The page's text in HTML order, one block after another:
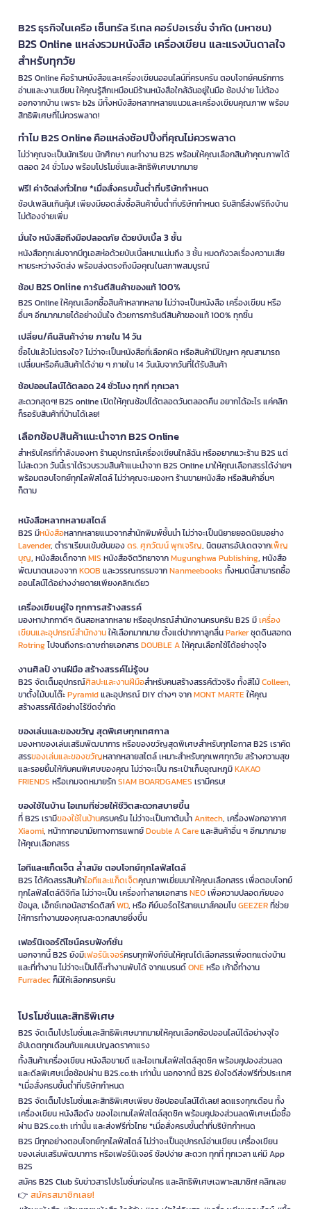
B2S ธุรกิจในเครือ เซ็นทรัล รีเทล คอร์ปอเรชั่น จำกัด (มหาชน)
B2S Online แหล่งรวมหนังสือ เครื่องเขียน และแรงบันดาลใจ
สำหรับทุกวัย
B2S Online คือร้านหนังสือและเครื่องเขียนออนไลน์ที่ครบครัน ตอบโจทย์คนรักการ
อ่านและงานเขียน ให้คุณรู้สึกเหมือนมีร้านหนังสือใกล้ฉันอยู่ในมือ ช้อปง่าย ไม่ต้อง
ออกจากบ้าน เพราะ b2s มีทั้งหนังสือหลากหลายแนวและเครื่องเขียนคุณภาพ พร้อม
สิทธิพิเศษที่ไม่ควรพลาด!
ทำไม B2S Online คือแหล่งช้อปปิ้งที่คุณไม่ควรพลาด
ไม่ว่าคุณจะเป็นนักเรียน นักศึกษา คนทำงาน B2S พร้อมให้คุณเลือกสินค้าคุณภาพได้
ตลอด 24 ชั่วโมง พร้อมโปรโมชั่นและสิทธิพิเศษมากมาย
ฟรี! ค่าจัดส่งทั่วไทย *เมื่อสั่งครบขั้นต่ำที่บริษัทกำหนด
ช้อปเพลินเกินคุ้ม! เพียงมียอดสั่งซื้อสินค้าขั้นต่ำที่บริษัทกำหนด รับสิทธิ์ส่งฟรีถึงบ้าน
ไม่ต้องจ่ายเพิ่ม
มั่นใจ หนังสือถึงมือปลอดภัย ด้วยบับเบิ้ล 3 ชั้น
หนังสือทุกเล่มจากบีทูเอสห่อด้วยบับเบิ้ลหนาแน่นถึง 3 ชั้น หมดกังวลเรื่องความเสีย
หายระหว่างจัดส่ง พร้อมส่งตรงถึงมือคุณในสภาพสมบูรณ์
ช้อป B2S Online การันตีสินค้าของแท้ 100%
B2S Online ให้คุณเลือกซื้อสินค้าหลากหลาย ไม่ว่าจะเป็นหนังสือ เครื่องเขียน หรือ
อื่นๆ อีกมากมายได้อย่างมั่นใจ ด้วยการการันตีสินค้าของแท้ 100% ทุกชิ้น
เปลี่ยน/คืนสินค้าง่าย ภายใน 14 วัน
ซื้อไปแล้วไม่ตรงใจ? ไม่ว่าจะเป็นหนังสือที่เลือกผิด หรือสินค้ามีปัญหา คุณสามารถ
เปลี่ยนหรือคืนสินค้าได้ง่าย ๆ ภายใน 14 วันนับจากวันที่ได้รับสินค้า
ช้อปออนไลน์ได้ตลอด 24 ชั่วโมง ทุกที่ ทุกเวลา
สะดวกสุดๆ! B2S online เปิดให้คุณช้อปได้ตลอดวันตลอดคืน อยากได้อะไร แค่คลิก
ก็รอรับสินค้าที่บ้านได้เลย!
เลือกช้อปสินค้าแนะนำจาก B2S Online
สำหรับใครที่กำลังมองหา ร้านอุปกรณ์เครื่องเขียนใกล้ฉัน หรืออยากแวะร้าน B2S แต่
ไม่สะดวก วันนี้เราได้รวบรวมสินค้าแนะนำจาก B2S Online มาให้คุณเลือกสรรได้ง่ายๆ
พร้อมตอบโจทย์ทุกไลฟ์สไตล์ ไม่ว่าคุณจะมองหา ร้านขายหนังสือ หรือสินค้าอื่นๆ
ก็ตาม
หนังสือหลากหลายสไตล์
B2S มีหนังสือหลากหลายแนวจากสำนักพิมพ์ชั้นนำ ไม่ว่าจะเป็นนิยายยอดนิยมอย่าง
Lavender, ตำราเรียนเข้มข้นของดร. ศุภวัฒน์ พุกเจริญ, นิตยสารอัปเดตจากเพ็ญ
บุญ, หนังสือเด็กจากMIS หนังสือจิตวิทยาจากMugunghwa Publishing, หนังสือ
พัฒนาตนเองจากKOOB และวรรณกรรมจากNanmeebooks ทั้งหมดนี้สามารถซื้อ
ออนไลน์ได้อย่างง่ายดายเพียงคลิกเดียว
เครื่องเขียนคู่ใจ ทุกการสร้างสรรค์
มองหาปากกาดีๆ ดินสอหลากหลาย หรืออุปกรณ์สำนักงานครบครัน B2S มีเครื่อง
เขียนและอุปกรณ์สำนักงานให้เลือกมากมาย ตั้งแต่ปากกาลูกลื่นParkerชุดดินสอกด
Rotringไปจนถึงกระดาษถ่ายเอกสารDOUBLE Aให้คุณเลือกใช้ได้อย่างจุใจ
งานศิลป์ งานฝีมือ สร้างสรรค์ไม่รู้จบ
B2S จัดเต็มอุปกรณ์ศิลปะและงานฝีมือสำหรับคนสร้างสรรค์ตัวจริง ทั้งสีไม้Colleen,
ขาตั้งไม้บนโต๊ะPyramidและอุปกรณ์ DIY ต่างๆ จากMONT MARTEให้คุณ
สร้างสรรค์ได้อย่างไร้ขีดจำกัด
ของเล่นและของขวัญ สุดพิเศษทุกเทศกาล
มองหาของเล่นเสริมพัฒนาการ หรือของขวัญสุดพิเศษสำหรับทุกโอกาส B2S เราคัด
สรรของเล่นและของขวัญหลากหลายสไตล์ เหมาะสำหรับทุกเพศทุกวัย สร้างความสุข
และรอยยิ้มให้กับคนพิเศษของคุณ ไม่ว่าจะเป็น กระเป๋าเก็บอุณหภูมิKAKAO
FRIENDS หรือเกมจดหมายรักSIAM BOARDGAMES เรามีครบ!
ของใช้ในบ้าน ไอเทมที่ช่วยให้ชีวิตสะดวกสบายขึ้น
ที่ B2S เรามีของใช้ในบ้านครบครัน ไม่ว่าจะเป็นกาต้มน้ำAnitech, เครื่องฟอกอากาศ
Xiaomi, หน้ากากอนามัยทางการแพทย์Double A Careและสินค้าอื่น ๆ อีกมากมาย
ให้คุณเลือกสรร
ไอทีและแก็ดเจ็ต ล้ำสมัย ตอบโจทย์ทุกไลฟ์สไตล์
B2S ได้คัดสรรสินค้าไอทีและแก็ดเจ็ตคุณภาพเยี่ยมมาให้คุณเลือกสรร เพื่อตอบโจทย์
ทุกไลฟ์สไตล์ดิจิทัล ไม่ว่าจะเป็น เครื่องทำลายเอกสารNEOเพื่อความปลอดภัยของ
ข้อมูล, เอ็กซ์เทอนัลฮาร์ดดิสก์WD, หรือ คีย์บอร์ดไร้สายเมาส์คอมโบGEEZERที่ช่วย
ให้การทำงานของคุณสะดวกสบายยิ่งขึ้น
เฟอร์นิเจอร์ดีไซน์ครบฟังก์ชั่น
นอกจากนี้ B2S ยังมีเฟอร์นิเจอร์ครบทุกฟังก์ชันให้คุณได้เลือกสรรเพื่อตกแต่งบ้าน
และที่ทำงาน ไม่ว่าจะเป็นโต๊ะทำงานพับได้ จากแบรนด์ONEหรือ เก้าอี้ทำงาน
Furradecก็มีให้เลือกครบครัน
โปรโมชั่นและสิทธิพิเศษ
B2S จัดเต็มโปรโมชั่นและสิทธิพิเศษมากมายให้คุณเลือกช้อปออนไลน์ได้อย่างจุใจ
อัปเดตทุกเดือนกับแคมเปญลดราคาแรง
ทั้งสินค้าเครื่องเขียน หนังสือขายดี และไอเทมไลฟ์สไตล์สุดชิค พร้อมคูปองส่วนลด
และดีลพิเศษเมื่อช้อปผ่าน B2S.co.th เท่านั้น นอกจากนี้ B2S ยังใจดีส่งฟรีทั่วประเทศ
*เมื่อสั่งครบขั้นต่ำที่บริษัทกำหนด
B2S จัดเต็มโปรโมชั่นและสิทธิพิเศษเพียบ ช้อปออนไลน์ได้เลย! ลดแรงทุกเดือน ทั้ง
เครื่องเขียน หนังสือดัง ของไอเทมไลฟ์สไตล์สุดชิค พร้อมคูปองส่วนลดพิเศษเมื่อซื้อ
ผ่าน B2S.co.th เท่านั้น และส่งฟรีทั่วไทย *เมื่อสั่งครบขั้นต่ำที่บริษัทกำหนด
B2S มีทุกอย่างตอบโจทย์ทุกไลฟ์สไตล์ ไม่ว่าจะเป็นอุปกรณ์อ่านเขียน เครื่องเขียน
ของเล่นเสริมพัฒนาการ หรือเฟอร์นิเจอร์ ช้อปง่าย สะดวก ทุกที่ ทุกเวลา แค่มี App
B2S
สมัคร B2S Club รับข่าวสารโปรโมชั่นก่อนใคร และสิทธิพิเศษเฉพาะสมาชิก! คลิกเลย
👉 สมัครสมาชิกเลย!